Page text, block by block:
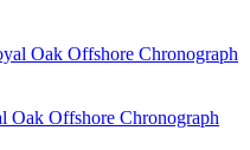
Offshore Chronograph